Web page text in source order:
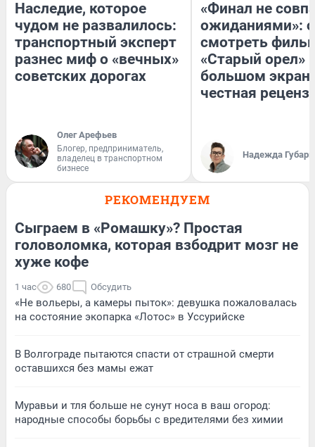
Наследие, которое
чудом не развалилось:
транспортный эксперт
разнес миф о «вечных»
советских дорогах
Олег Арефьев
Блогер, предприниматель,
владелец в транспортном
бизнесе
«Финал не
ожиданиями»:
смотреть
«Старый орел»
большом
честная
Надежда Губарь
РЕКОМЕНДУЕМ
Сыграем в «Ромашку»? Простая
головоломка, которая взбодрит мозг не
хуже кофе
1 час 680 Обсудить
«Не вольеры, а камеры пыток»: девушка пожаловалась
на состояние экопарка «Лотос» в Уссурийске
В Волгограде пытаются спасти от страшной смерти
оставшихся без мамы ежат
Муравьи и тля больше не сунут носа в ваш огород:
народные способы борьбы с вредителями без химии